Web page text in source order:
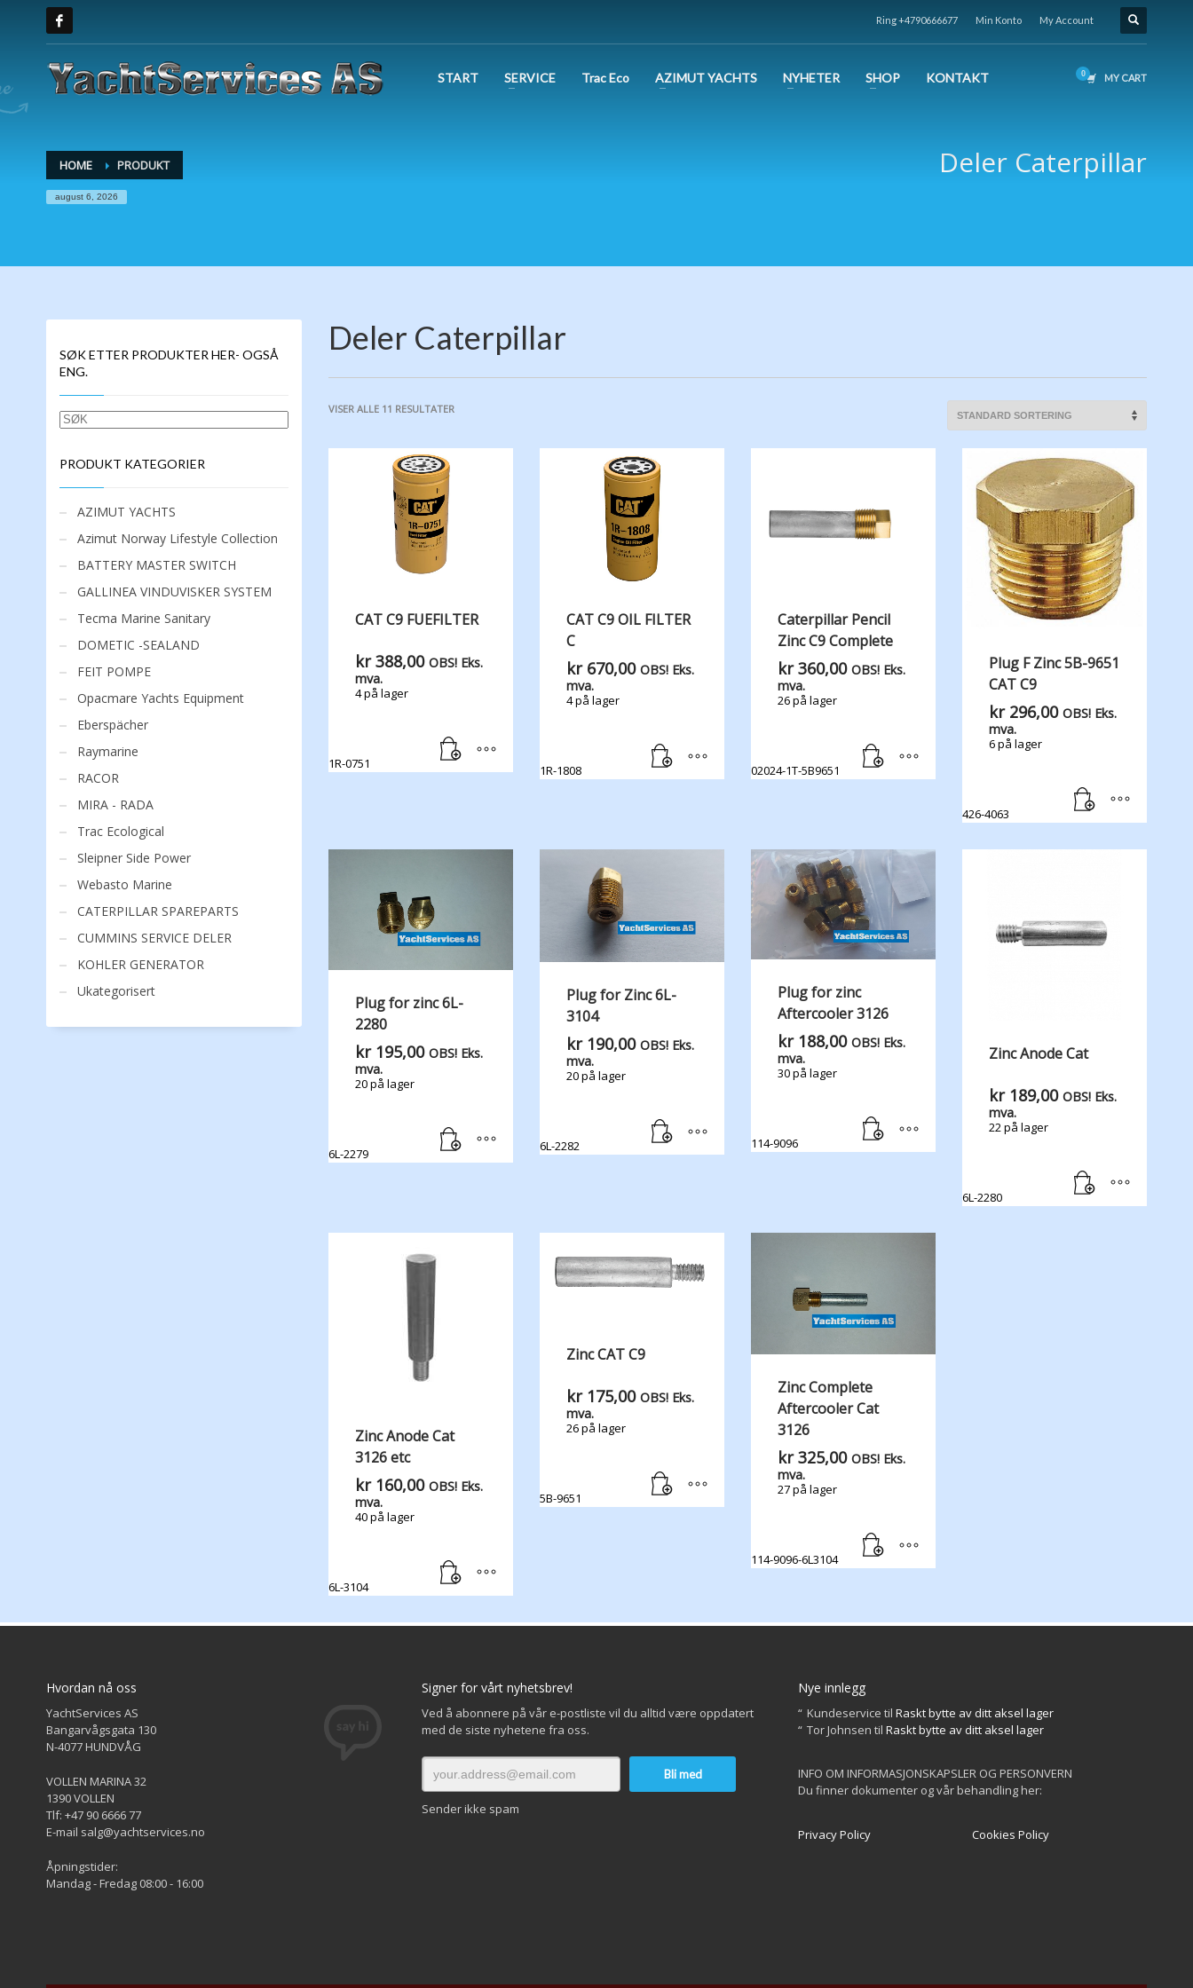
Ring +4790666677 Min Konto My Account
START SERVICE Trac Eco AZIMUT YACHTS NYHETER SHOP KONTAKT MY CART
HOME PRODUKT
august 6, 2026
Deler Caterpillar
Deler Caterpillar
VISER ALLE 11 RESULTATER
CAT C9 FUEFILTER
kr388,00 OBS! Eks.
mva.
4 på lager
1R-0751
CAT C9 OIL FILTER
C
kr670,00 OBS! Eks.
mva.
4 på lager
1R-1808
Caterpillar Pencil
Zinc C9 Complete
kr360,00 OBS! Eks.
mva.
26 på lager
02024-1T-5B9651
Plug F Zinc 5B-9651
CAT C9
kr296,00 OBS! Eks.
mva.
6 på lager
426-4063
Plug for zinc 6L-
2280
kr195,00 OBS! Eks.
mva.
20 på lager
6L-2279
Plug for Zinc 6L-
3104
kr190,00 OBS! Eks.
mva.
20 på lager
6L-2282
Plug for zinc
Aftercooler 3126
kr188,00 OBS! Eks.
mva.
30 på lager
114-9096
Zinc Anode Cat
kr189,00 OBS! Eks.
mva.
22 på lager
6L-2280
Zinc Anode Cat
3126 etc
kr160,00 OBS! Eks.
mva.
40 på lager
6L-3104
Zinc CAT C9
kr175,00 OBS! Eks.
mva.
26 på lager
5B-9651
Zinc Complete
Aftercooler Cat
3126
kr325,00 OBS! Eks.
mva.
27 på lager
114-9096-6L3104
SØK ETTER PRODUKTER HER- OGSÅ
ENG.
SØK
PRODUKT KATEGORIER
AZIMUT YACHTS
Azimut Norway Lifestyle Collection
BATTERY MASTER SWITCH
GALLINEA VINDUVISKER SYSTEM
Tecma Marine Sanitary
DOMETIC -SEALAND
FEIT POMPE
Opacmare Yachts Equipment
Eberspächer
Raymarine
RACOR
MIRA - RADA
Trac Ecological
Sleipner Side Power
Webasto Marine
CATERPILLAR SPAREPARTS
CUMMINS SERVICE DELER
KOHLER GENERATOR
Ukategorisert
Hvordan nå oss
YachtServices AS
Bangarvågsgata 130
N-4077 HUNDVÅG
VOLLEN MARINA 32
1390 VOLLEN
Tlf: +47 90 6666 77
E-mail salg@yachtservices.no
Åpningstider:
Mandag - Fredag 08:00 - 16:00
Signer for vårt nyhetsbrev!
Ved å abonnere på vår e-postliste vil du alltid være oppdatert
med de siste nyhetene fra oss.
Sender ikke spam
Nye innlegg
Kundeservice til Raskt bytte av ditt aksel lager
Tor Johnsen til Raskt bytte av ditt aksel lager
INFO OM INFORMASJONSKAPSLER OG PERSONVERN
Du finner dokumenter og vår behandling her:
Privacy Policy Cookies Policy